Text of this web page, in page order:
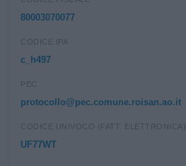
80003070077
CODICE IPA
c_h497
PEC
protocollo@pec.comune.roisan.ao.it
CODICE UNIVOCO (FATT. ELETTRONICA)
UF77WT